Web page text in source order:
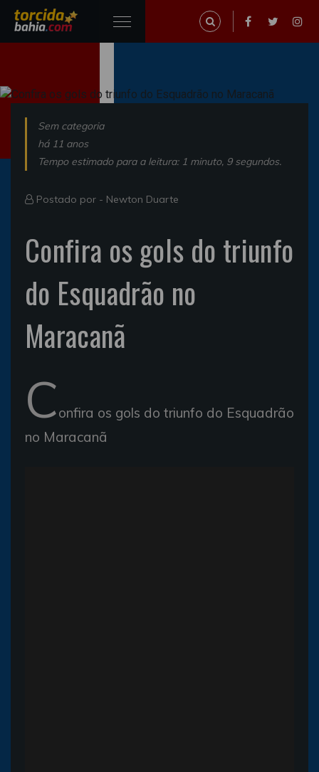
Sem categoria
há 11 anos
Tempo estimado para a leitura: 1 minuto, 9 segundos.
Postado por - Newton Duarte
Confira os gols do triunfo
do Esquadrão no
Maracanã
Confira os gols do triunfo do Esquadrão
no Maracanã